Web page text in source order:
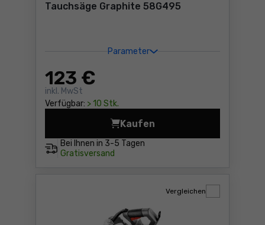
Tauchsäge Graphite 58G495
Parameter
123 €
inkl. MwSt
Verfügbar: > 10 Stk.
Bei Ihnen in 3-5 Tagen
Gratisversand
Kaufen
Tauchsäge Graphite
Vergleichen